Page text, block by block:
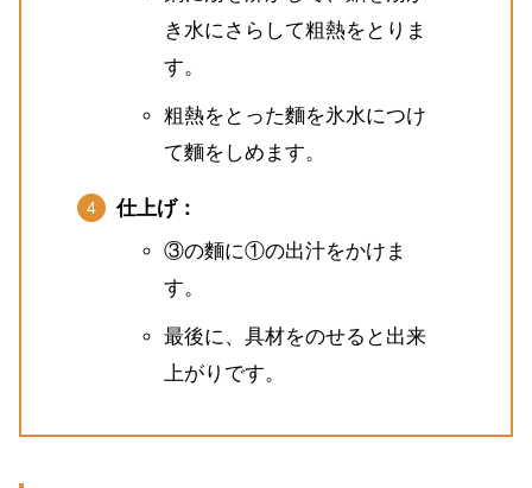
き水にさらして粗熱をとりま
す。
粗熱をとった麵を氷水につけ
て麵をしめます。
仕上げ：
③の麵に①の出汁をかけま
す。
最後に、具材をのせると出来
上がりです。